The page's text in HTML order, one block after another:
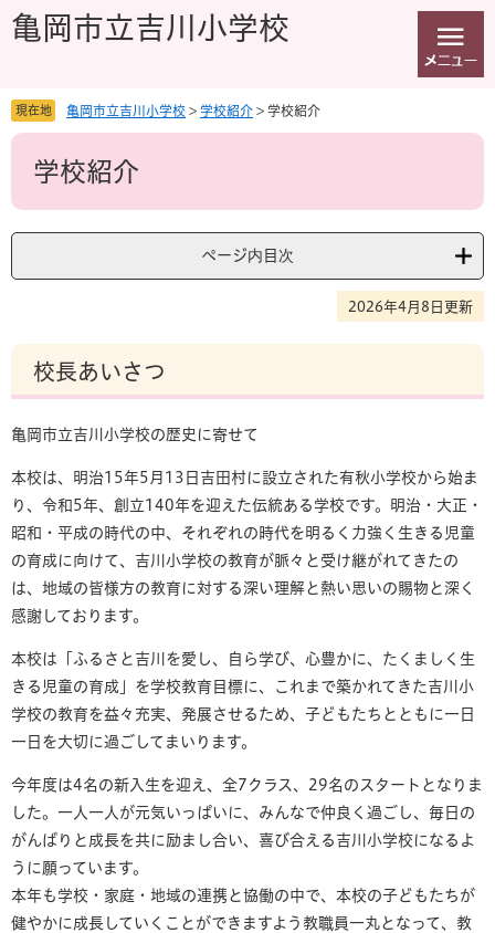
先
を
亀岡市立吉川小学校
現在地 亀岡市立吉川小学校 > 学校紹介 > 学校紹介
本
学校紹介
ページ内目次
2026年4月8日更新
校長あいさつ
亀岡市立吉川小学校の歴史に寄せて
本校は、明治15年5月13日吉田村に設立された有秋小学校から始ま
り、令和5年、創立140年を迎えた伝統ある学校です。明治・大正・
昭和・平成の時代の中、それぞれの時代を明るく力強く生きる児童
の育成に向けて、吉川小学校の教育が脈々と受け継がれてきたの
は、地域の皆様方の教育に対する深い理解と熱い思いの賜物と深く
感謝しております。
本校は「ふるさと吉川を愛し、自ら学び、心豊かに、たくましく生
きる児童の育成」を学校教育目標に、これまで築かれてきた吉川小
学校の教育を益々充実、発展させるため、子どもたちとともに一日
一日を大切に過ごしてまいります。
今年度は4名の新入生を迎え、全7クラス、29名のスタートとなりま
した。一人一人が元気いっぱいに、みんなで仲良く過ごし、毎日の
がんばりと成長を共に励まし合い、喜び合える吉川小学校になるよ
うに願っています。
本年も学校・家庭・地域の連携と協働の中で、本校の子どもたちが
健やかに成長していくことができますよう教職員一丸となって、教